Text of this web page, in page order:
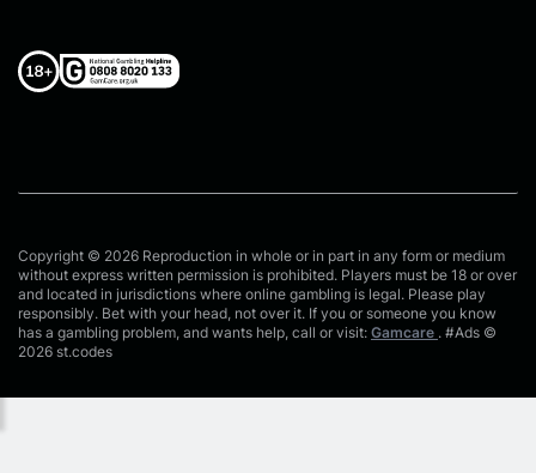
Copyright © 2026 Reproduction in whole or in part in any form or medium
without express written permission is prohibited. Players must be 18 or over
and located in jurisdictions where online gambling is legal. Please play
responsibly. Bet with your head, not over it. If you or someone you know
has a gambling problem, and wants help, call or visit: Gamcare . #Ads ©
2026 st.codes